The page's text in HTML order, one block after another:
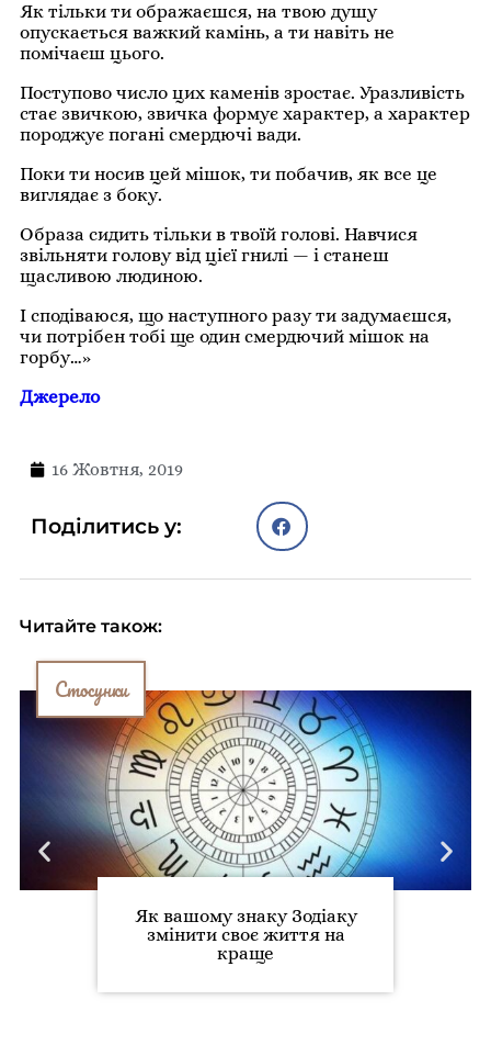
Як тільки ти ображаєшся, на твою душу
опускається важкий камінь, а ти навіть не
помічаєш цього.
Поступово число цих каменів зростає. Уразливість
стає звичкою, звичка формує характер, а характер
породжує погані смердючі вади.
Поки ти носив цей мішок, ти побачив, як все це
виглядає з боку.
Образа сидить тільки в твоїй голові. Навчися
звільняти голову від цієї гнилі — і станеш
щасливою людиною.
І сподіваюся, що наступного разу ти задумаєшся,
чи потрібен тобі ще один смердючий мішок на
горбу…»
Джерело
16 Жовтня, 2019
Поділитись у:
Читайте також:
Стосунки
Як вашому знаку Зодіаку
змінити своє життя на
краще